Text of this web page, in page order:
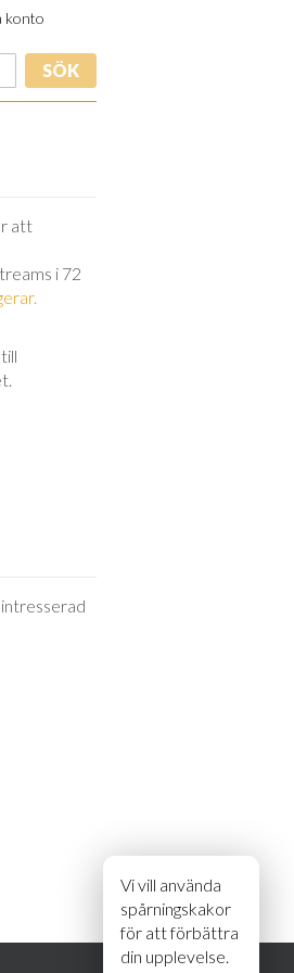
Vi vill använda
spårningskakor
för att förbättra
din upplevelse.
konto
SÖK
att
i 72
intresserad